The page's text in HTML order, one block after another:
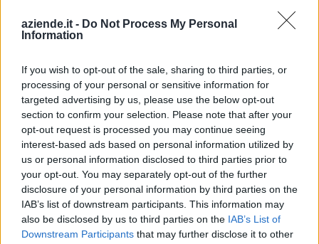
aziende.it - Do Not Process My Personal
Information
If you wish to opt-out of the sale, sharing to third parties, or
processing of your personal or sensitive information for
targeted advertising by us, please use the below opt-out
section to confirm your selection. Please note that after your
opt-out request is processed you may continue seeing
interest-based ads based on personal information utilized by
us or personal information disclosed to third parties prior to
your opt-out. You may separately opt-out of the further
disclosure of your personal information by third parties on the
IAB’s list of downstream participants. This information may
also be disclosed by us to third parties on the IAB’s List of
Downstream Participants that may further disclose it to other
Demonte (30)
Dogliani (104)
Entracque (21)
Envie (20)
Farigliano (49)
Faule (6)
Feisoglio (9)
Fossano (501)